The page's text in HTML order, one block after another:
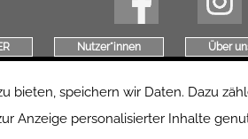
Nutzer*innen Über
Kulturetage Jobs
speichern wir Daten. Dazu
Anzeige personalisierter Inhalte